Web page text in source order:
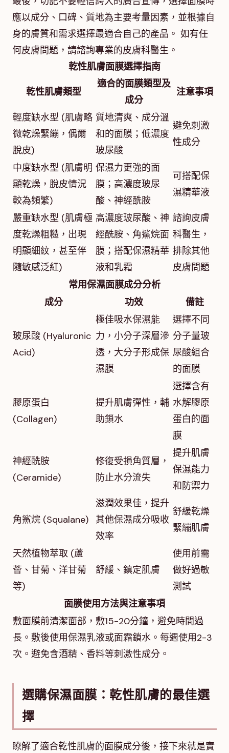
應以成分、口碑、質地為主要考量因素，並根據自
身的膚質和需求選擇最適合自己的產品。 如有任
何皮膚問題，請諮詢專業的皮膚科醫生。
乾性肌膚面膜選擇指南
乾性肌膚類型
適合的面膜類型及
成分
注意事項
輕度缺水型 (肌膚略
微乾燥緊繃，偶爾
脫皮)
質地清爽、成分溫
和的面膜；低濃度
玻尿酸
避免刺激
性成分
中度缺水型 (肌膚明
顯乾燥，脫皮情況
較為頻繁)
保濕力更強的面
膜；高濃度玻尿
酸、神經酰胺
可搭配保
濕精華液
嚴重缺水型 (肌膚極
度乾燥粗糙，出現
明顯細紋，甚至伴
隨敏感泛紅)
高濃度玻尿酸、神
經酰胺、角鯊烷面
膜；搭配保濕精華
液和乳霜
諮詢皮膚
科醫生，
排除其他
皮膚問題
常用保濕面膜成分分析
成分
功效 備註
玻尿酸 (Hyaluronic
Acid)
極佳吸水保濕能
力，小分子深層滲
透，大分子形成保
濕膜
選擇不同
分子量玻
尿酸組合
的面膜
膠原蛋白
(Collagen)
提升肌膚彈性，輔
助鎖水
選擇含有
水解膠原
蛋白的面
膜
神經酰胺
(Ceramide)
修復受損角質層，
防止水分流失
提升肌膚
保濕能力
和防禦力
角鯊烷 (Squalane)
滋潤效果佳，提升
其他保濕成分吸收
效率
舒緩乾燥
緊繃肌膚
天然植物萃取 (蘆
薈、甘菊、洋甘菊
等)
舒緩、鎮定肌膚
使用前需
做好過敏
測試
面膜使用方法與注意事項
敷面膜前清潔面部，敷15-20分鐘，避免時間過
長。敷後使用保濕乳液或面霜鎖水。每週使用2-3
次。避免含酒精、香料等刺激性成分。
選購保濕面膜：乾性肌膚的最佳選
擇
瞭解了適合乾性肌膚的面膜成分後，接下來就是實